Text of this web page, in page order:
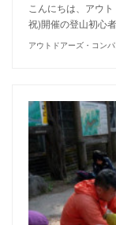
こんにちは、アウ
祝)開催の登山初心
アウトドアーズ・コン